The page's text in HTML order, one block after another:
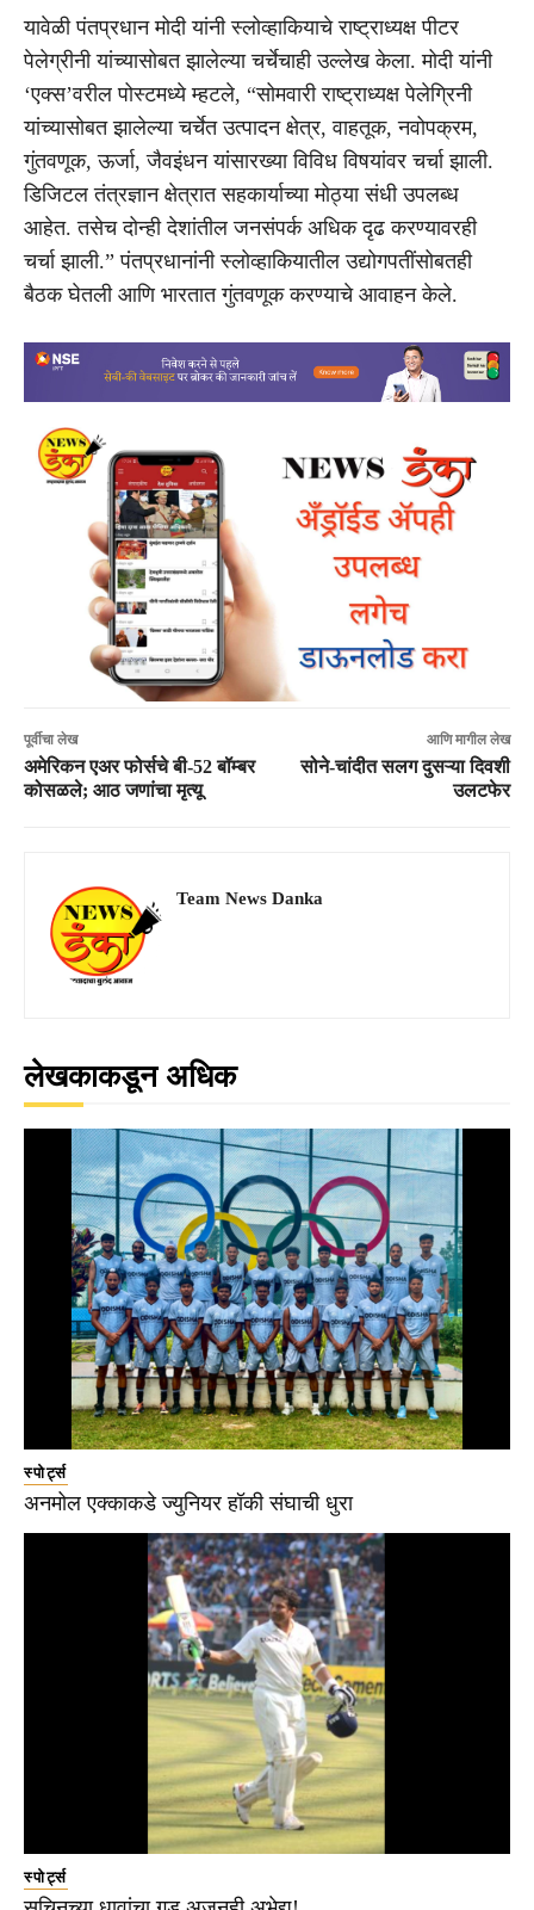
यावेळी पंतप्रधान मोदी यांनी स्लोव्हाकियाचे राष्ट्राध्यक्ष पीटर
पेलेग्रीनी यांच्यासोबत झालेल्या चर्चेचाही उल्लेख केला. मोदी यांनी
‘एक्स’वरील पोस्टमध्ये म्हटले, “सोमवारी राष्ट्राध्यक्ष पेलेग्रिनी
यांच्यासोबत झालेल्या चर्चेत उत्पादन क्षेत्र, वाहतूक, नवोपक्रम,
गुंतवणूक, ऊर्जा, जैवइंधन यांसारख्या विविध विषयांवर चर्चा झाली.
डिजिटल तंत्रज्ञान क्षेत्रात सहकार्याच्या मोठ्या संधी उपलब्ध
आहेत. तसेच दोन्ही देशांतील जनसंपर्क अधिक दृढ करण्यावरही
चर्चा झाली.” पंतप्रधानांनी स्लोव्हाकियातील उद्योगपतींसोबतही
बैठक घेतली आणि भारतात गुंतवणूक करण्याचे आवाहन केले.
पूर्वीचा लेख
अमेरिकन एअर फोर्सचे बी-52 बॉम्बर
कोसळले; आठ जणांचा मृत्यू
आणि मागील लेख
सोने-चांदीत सलग दुसऱ्या दिवशी
उलटफेर
Team News Danka
लेखकाकडून अधिक
स्पोर्ट्स
अनमोल एक्काकडे ज्युनियर हॉकी संघाची धुरा
स्पोर्ट्स